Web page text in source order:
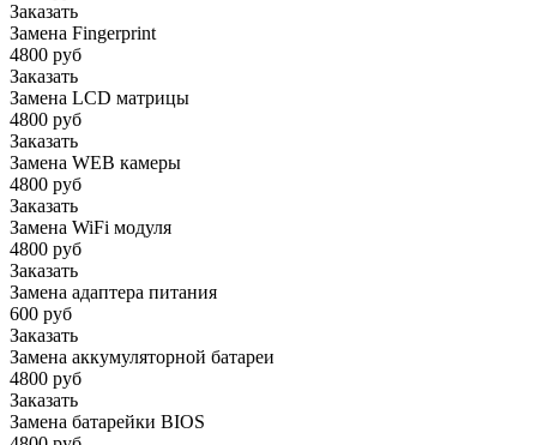
Заказать
Замена Fingerprint
4800 руб
Заказать
Замена LCD матрицы
4800 руб
Заказать
Замена WEB камеры
4800 руб
Заказать
Замена WiFi модуля
4800 руб
Заказать
Замена адаптера питания
600 руб
Заказать
Замена аккумуляторной батареи
4800 руб
Заказать
Замена батарейки BIOS